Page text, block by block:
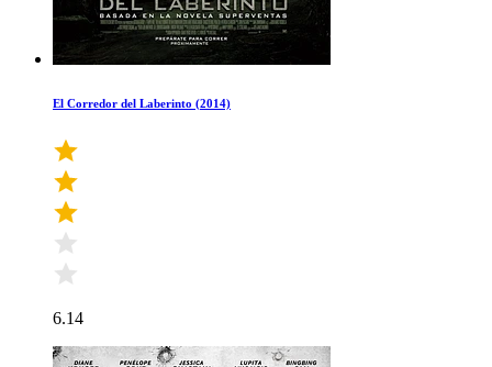
El Corredor del Laberinto (2014)
6.14